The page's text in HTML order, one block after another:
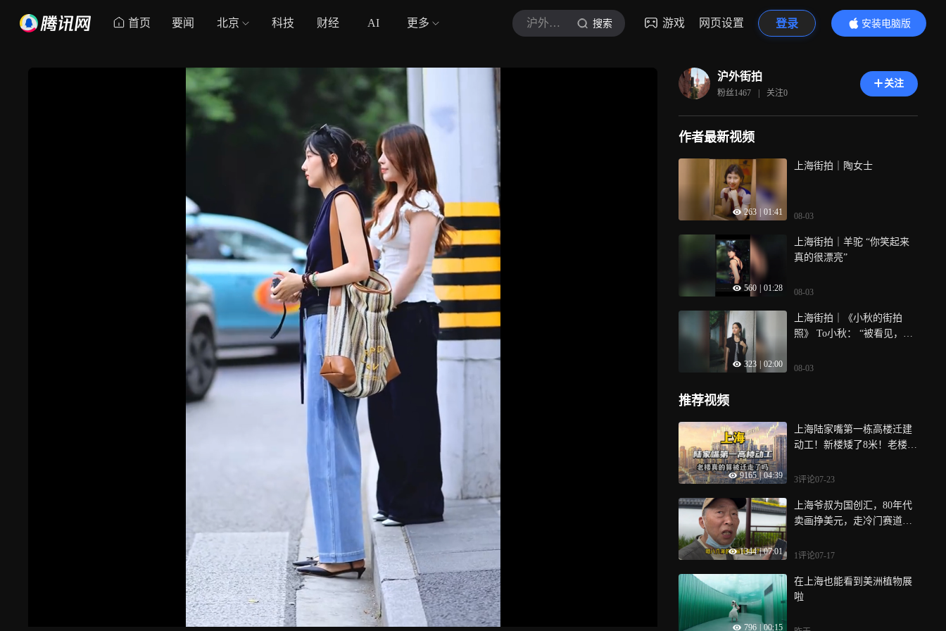
首页 要闻 北京 科技 财经 AI 更多 沪外街拍 搜索 游戏 网页设置 登录
安装电脑版
内容更精彩
沪外街拍
粉丝1467 | 关注0
关注
作者最新视频
263 01:41
上海街拍｜陶女士
08-03
560 01:28
上海街拍｜羊驼 “你笑起来
真的很漂亮”
08-03
323 02:00
上海街拍｜《小秋的街拍
照》 To小秋： “被看见，被
亮” 这组作品记录的不是一
08-03
推荐视频
9165 | 04:39
上海陆家嘴第一栋高楼迁建
动工！新楼矮了8米！老楼真
3评论07-23
1344 | 07:01
上海爷叔为国创汇，80年代
卖画挣美元，走冷门赛道一
1评论07-17
796 00:15
在上海也能看到美洲植物展
啦